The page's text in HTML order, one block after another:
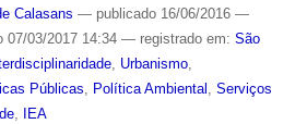
Calasans — publicado16/06/2016 —
07/03/2017 14:34 — registrado em: São
, Urbanismo,
Públicas, Política Ambiental , Serviços
, IEA